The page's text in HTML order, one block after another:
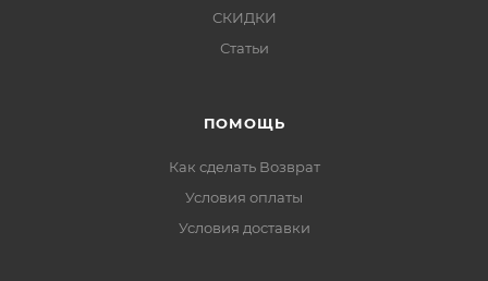
СКИДКИ
Статьи
ПОМОЩЬ
Как сделать Возврат
Условия оплаты
Условия доставки